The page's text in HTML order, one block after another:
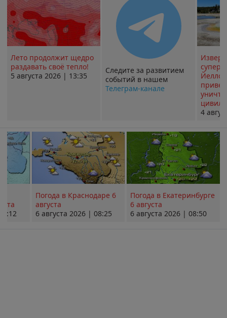
Лето продолжит щедро
раздавать своё тепло!
5 августа 2026 | 13:35
Следите за развитием
событий в нашем
Телеграм-канале
4
Погода в Краснодаре 6
августа
6 августа 2026 | 08:25
Погода в Екатеринбурге
6 августа
6 августа 2026 | 08:50